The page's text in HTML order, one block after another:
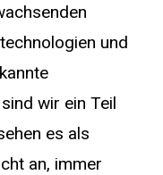
und
wir ein Teil
es als
an, immer